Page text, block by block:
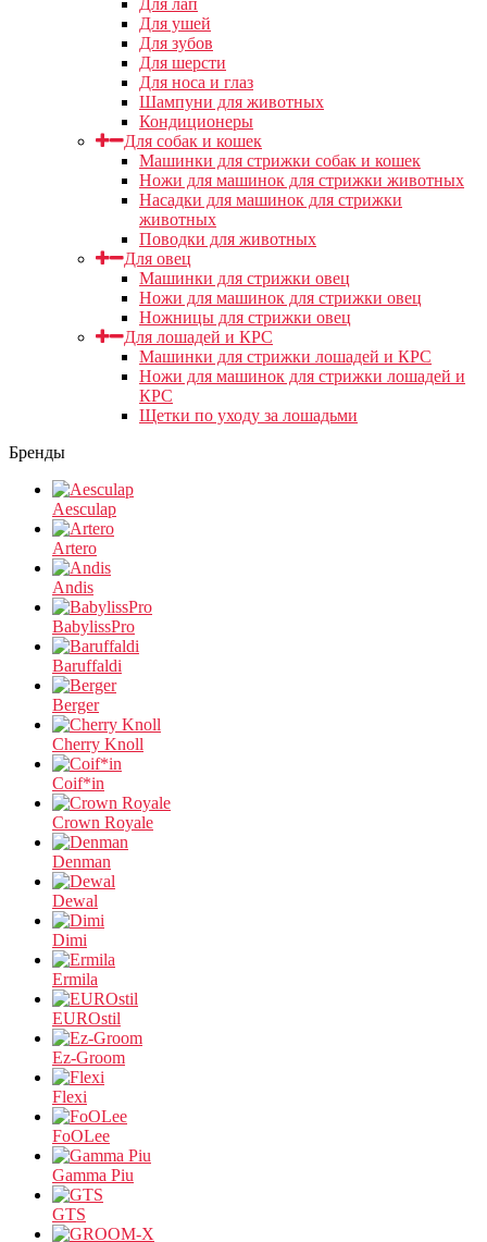
Для ушей
Для зубов
Для шерсти
Для носа и глаз
Шампуни для животных
Кондиционеры
Для собак и кошек
Машинки для стрижки собак и кошек
Ножи для машинок для стрижки животных
Насадки для машинок для стрижки
животных
Поводки для животных
Для овец
Машинки для стрижки овец
Ножи для машинок для стрижки овец
Ножницы для стрижки овец
Для лошадей и КРС
Машинки для стрижки лошадей и КРС
Ножи для машинок для стрижки лошадей и
КРС
Щетки по уходу за лошадьми
Бренды
Aesculap
Artero
Andis
BabylissPro
Baruffaldi
Berger
Cherry Knoll
Coif*in
Crown Royale
Denman
Dewal
Dimi
Ermila
EUROstil
Ez-Groom
Flexi
FoOLee
Gamma Piu
GTS